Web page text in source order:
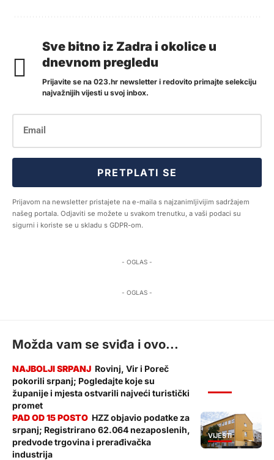
Sve bitno iz Zadra i okolice u
dnevnom pregledu
Prijavite se na 023.hr newsletter i redovito primajte selekciju
najvažnijih vijesti u svoj inbox.
PRETPLATI SE
Prijavom na newsletter pristajete na e-maila s najzanimljivijim sadržajem
našeg portala. Odjaviti se možete u svakom trenutku, a vaši podaci su
sigurni i koriste se u skladu s GDPR-om.
- OGLAS -
- OGLAS -
Možda vam se sviđa i ovo...
Rovinj, Vir i Poreč
pokorili srpanj; Pogledajte koje su
županije i mjesta ostvarili najveći turistički
promet
VIJESTI
HZZ objavio podatke za
srpanj; Registrirano 62.064 nezaposlenih,
predvode trgovina i prerađivačka
industrija